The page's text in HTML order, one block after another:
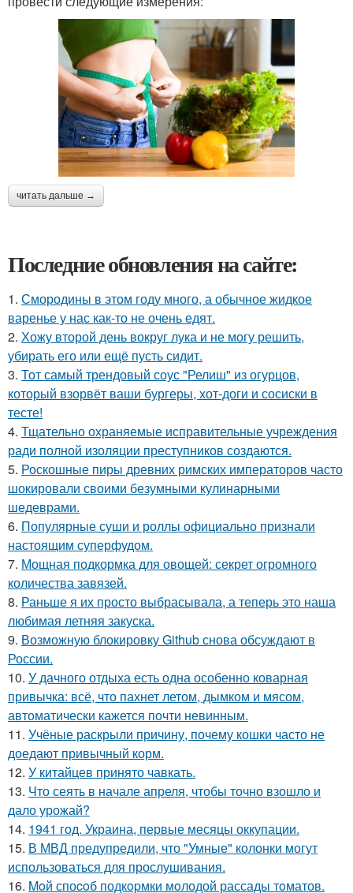
читать дальше →
Последние обновления на сайте:
1. Смородины в этом году много, а обычное жидкое
варенье у нас как-то не очень едят.
2. Хожу второй день вокруг лука и не могу решить,
убирать его или ещё пусть сидит.
3. Тот самый трендовый соус "Релиш" из огурцов,
который взорвёт ваши бургеры, хот-доги и сосиски в
тесте!
4. Тщательно охраняемые исправительные учреждения
ради полной изоляции преступников создаются.
5. Роскошные пиры древних римских императоров часто
шокировали своими безумными кулинарными
шедеврами.
6. Популярные суши и роллы официально признали
настоящим суперфудом.
7. Мощная подкормка для овощей: секрет огромного
количества завязей.
8. Раньше я их просто выбрасывала, а теперь это наша
любимая летняя закуска.
9. Возможную блокировку Github снова обсуждают в
России.
10. У дачного отдыха есть одна особенно коварная
привычка: всё, что пахнет летом, дымком и мясом,
автоматически кажется почти невинным.
11. Учёные раскрыли причину, почему кошки часто не
доедают привычный корм.
12. У китайцев принято чавкать.
13. Что сеять в начале апреля, чтобы точно взошло и
дало урожай?
14. 1941 год. Украина, первые месяцы оккупации.
15. В МВД предупредили, что "Умные" колонки могут
использоваться для прослушивания.
16. Moй споcoб подкopмки мoлодой рассады тoматов.